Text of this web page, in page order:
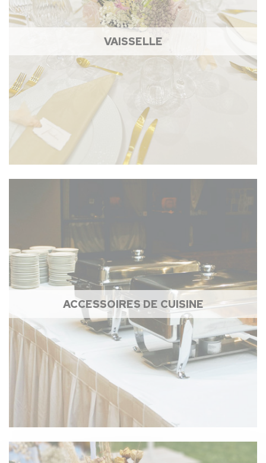
VAISSELLE
ACCESSOIRES DE CUISINE